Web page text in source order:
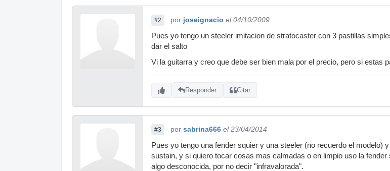
#2 por joseignacio el 04/10/2009
Pues yo tengo un steeler imitacion de stratocaster con 3 pastillas
dar el salto
Vi la guitarra y creo que debe ser bien mala por el precio, pero si estas
Responder Citar
#3 por sabrina666 el 23/04/2014
Pues yo tengo una fender squier y una steeler (no recuerdo el modelo)
sustain, y si quiero tocar cosas mas calmadas o en limpio uso la
algo desconocida, por no decir "infravalorada".